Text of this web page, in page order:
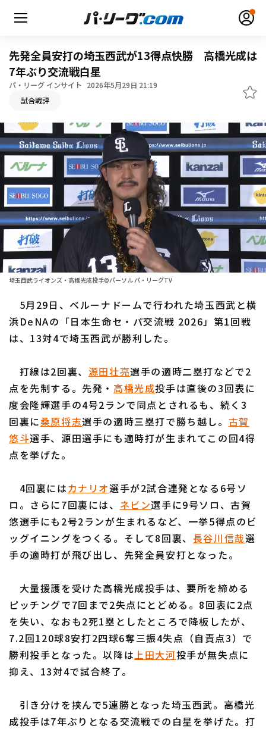
HOME
動画
日程・結果
順位表･成績
1軍公式戦
ファーム東地区
ファーム西地区
交流戦
選手名鑑
選手名鑑トップ
北海道日本ハムファイターズ
東北楽天ゴールデンイーグルス
千葉ロッテマリーンズ
オリックス・バファローズ
福岡ソフトバンクホークス
ニュース
設定
利用規約 プライバシーポリシー
運営会社（別ウィンドウで開く） よくある質問
特定商取引法の表示
先発全員安打の埼玉西武が13得点快勝 高橋光成は
7年ぶり交流戦白星
パ・リーグ インサイト 2026年5月29日 21:19
試合戦評
埼玉西武ライオンズ・高橋光成投手©パーソル パ・リーグTV
5月29日、ベルーナドームで行われた埼玉西武と横
浜DeNAの「日本生命セ・パ交流戦 2026」第1回戦
は、13対4で埼玉西武が勝利した。
打線は2回裏、 源田壮亮選手の適時二塁打などで2
点を先制する。先発・高橋光成投手は直後の3回表に
度会隆輝選手の4号2ランで同点とされるも、続く3
回裏に桑原将志選手の適時三塁打で勝ち越し。 古賀
悠斗選手、源田選手にも適時打が生まれてこの回4得
点を挙げた。
4回裏にはカナリオ選手が2試合連発となる6号ソ
ロ。さらに7回裏には、 ネビン選手に9号ソロ、古賀
悠選手にも2号2ランが生まれるなど、一挙5得点のビ
ッグイニングをつくる。そして8回裏、 長谷川信哉選
手の適時打が飛び出し、先発全員安打となった。
大量援護を受けた高橋光成投手は、要所を締める
ピッチングで7回まで2失点にとどめる。8回表に2点
を失い、なおも2死1塁としたところで降板したが、
7.2回120球8安打2四球6奪三振4失点（自責点3）で
勝利投手となった。以降は上田大河投手が無失点に
抑え、13対4で試合終了。
引き分けを挟んで5連勝となった埼玉西武。高橋光
成投手は7年ぶりとなる交流戦での白星を挙げた。打